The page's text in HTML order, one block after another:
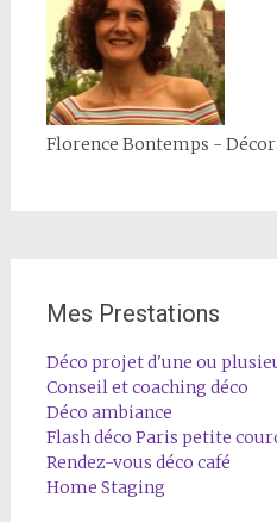
Florence Bontemps -
Mes Prestations
Déco projet d'une ou
Conseil et coaching déco
Déco ambiance
Flash déco Paris petite
Rendez-vous déco café
Home Staging